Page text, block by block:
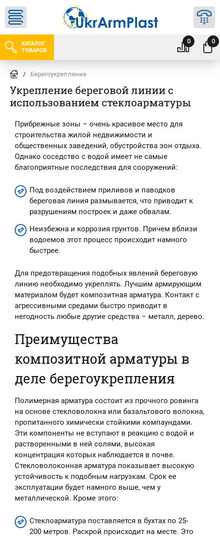
КАТАЛОГ
ТОВАРОВ
0 0
/ Берегоукрепление
Укрепление береговой линии с
использованием стеклоарматуры
Прибрежные зоны – очень красивое место для
строительства жилой недвижимости и
общественных заведений, обустройства зон отдыха.
Однако соседство с водой имеет не самые
благоприятные последствия для сооружений:
Под воздействием приливов и паводков
береговая линия размывается, что приводит к
разрушениям построек и даже обвалам.
Неизбежна и коррозия грунтов. Причем вблизи
водоемов этот процесс происходит намного
быстрее.
Для предотвращения подобных явлений береговую
линию необходимо укреплять. Лучшим армирующим
материалом будет композитная арматура. Контакт с
агрессивными средами быстро приводит в
негодность любые другие средства – металл, дерево.
Преимущества
композитной арматуры в
деле берегоукрепления
Полимерная арматура состоит из прочного ровинга
на основе стекловолокна или базальтового волокна,
пропитанного химически стойкими компаундами.
Эти компоненты не вступают в реакцию с водой и
растворенными в ней солями, высокая
концентрация которых наблюдается в почве.
Стекловолоконная арматура показывает высокую
устойчивость к подобным нагрузкам. Срок ее
эксплуатации будет намного выше, чем у
металлической. Кроме этого:
Стеклоарматура поставляется в бухтах по 25-
200 метров. Раскрой происходит на месте. Это